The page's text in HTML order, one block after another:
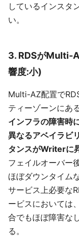
しているインスタ
い。
3. RDSがMulti-
響度:小)
Multi-AZ配置で
ティーゾーンにあ
インフラの障害時
異なるアベイラビ
タンスがWriterに
フェイルオーバー
ほぼダウンタイム
サービス上必要な
ービスにおいては、
合でもほぼ障害な
る。